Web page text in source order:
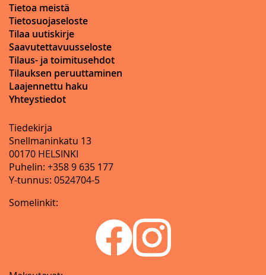
Tietoa meistä
Tietosuojaseloste
Tilaa uutiskirje
Saavutettavuusseloste
Tilaus- ja toimitusehdot
Tilauksen peruuttaminen
Laajennettu haku
Yhteystiedot
Tiedekirja
Snellmaninkatu 13
00170 HELSINKI
Puhelin: +358 9 635 177
Y-tunnus: 0524704-5
Somelinkit: